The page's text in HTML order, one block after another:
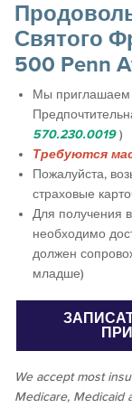
Святого
500 Penn
Мы приглашаем
570.230.0019)
Требуются
Пожалуйста,
страховые
Для получения
необходимо
должен
младше)
We acceptmost
Medicare, Medicaid